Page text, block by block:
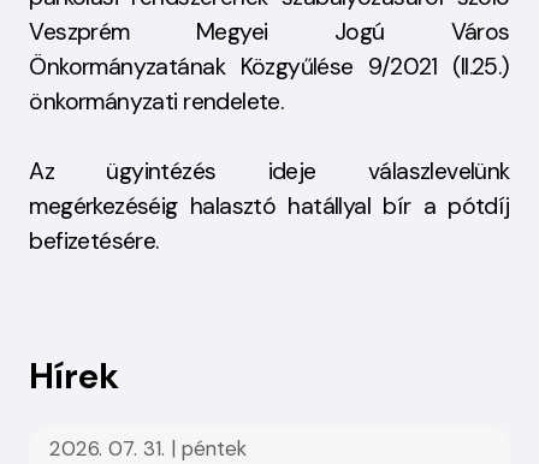
Veszprém Megyei Jogú Város
Önkormányzatának Közgyűlése 9/2021 (II.25.)
önkormányzati rendelete.
Az ügyintézés ideje válaszlevelünk
megérkezéséig halasztó hatállyal bír a pótdíj
befizetésére.
Hírek
2026. 07. 31. | péntek